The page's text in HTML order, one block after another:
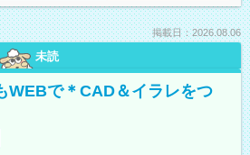
掲載日：2026.08.06
未読
WEBで＊CAD＆イラレをつ